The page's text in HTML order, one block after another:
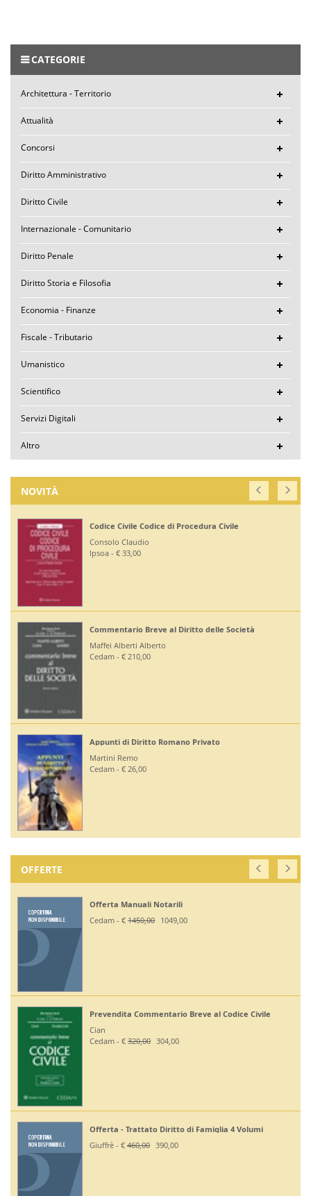
CATEGORIE
Architettura - Territorio
Attualità
Concorsi
Diritto Amministrativo
Diritto Civile
Internazionale - Comunitario
Diritto Penale
Diritto Storia e Filosofia
Economia - Finanze
Fiscale - Tributario
Umanistico
Scientifico
Servizi Digitali
Altro
NOVITÀ
Codice Civile Codice di Procedura Civile
Consolo Claudio
Ipsoa - € 33,00
Commentario Breve al Diritto delle Società
Maffei Alberti Alberto
Cedam - € 210,00
Appunti di Diritto Romano Privato
Martini Remo
Cedam - € 26,00
OFFERTE
Offerta Manuali Notarili
Cedam - € 1450,00 1049,00
Prevendita Commentario Breve al Codice Civile
Cian
Cedam - € 320,00 304,00
Offerta - Trattato Diritto di Famiglia 4 Volumi
Giuffrè - € 460,00 390,00